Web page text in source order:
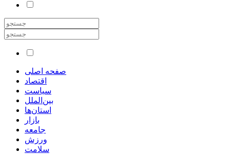
صفحه اصلی
اقتصاد
سیاست
بین‌الملل
استان‌ها
بازار
جامعه
ورزش
سلامت